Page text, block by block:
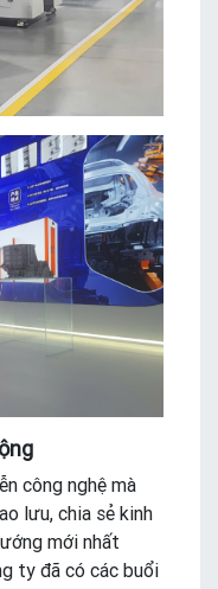
công nghệ mà
lưu, chia sẻ kinh
mới nhất
ty đã có các buổi